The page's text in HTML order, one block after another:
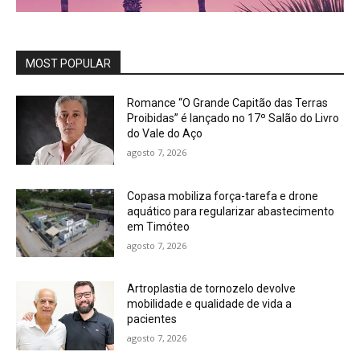
MOST POPULAR
Romance “O Grande Capitão das Terras
Proibidas” é lançado no 17º Salão do Livro
do Vale do Aço
agosto 7, 2026
Copasa mobiliza força-tarefa e drone
aquático para regularizar abastecimento
em Timóteo
agosto 7, 2026
Artroplastia de tornozelo devolve
mobilidade e qualidade de vida a
pacientes
agosto 7, 2026